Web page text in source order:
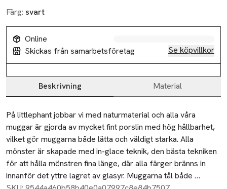
Färg: svart
Online
Skickas från samarbetsföretag
Se köpvillkor
Beskrivning Material
Beskrivning
På littlephant jobbar vi med naturmaterial och alla våra
muggar är gjorda av mycket fint porslin med hög hållbarhet,
vilket gör muggarna både lätta och väldigt starka. Alla
mönster är skapade med in-glace teknik, den bästa tekniken
för att hålla mönstren fina länge, där alla färger bränns in
innanför det yttre lagret av glasyr. Muggarna tål både